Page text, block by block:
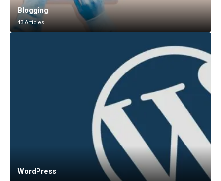
Blogging
43 Articles
WordPress